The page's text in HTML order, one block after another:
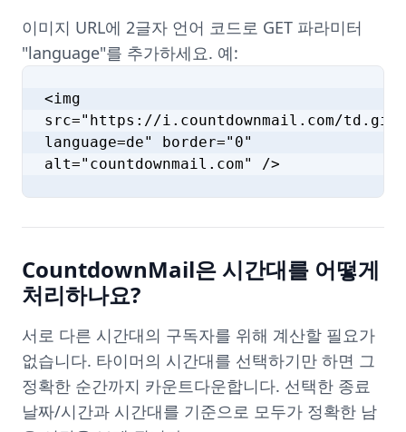
이미지 URL에 2글자 언어 코드로 GET 파라미터
"language"를 추가하세요. 예:
<img
src="https://i.countdownmail.com/td.gif?
language=de" border="0"
alt="countdownmail.com" />
CountdownMail은 시간대를 어떻게
처리하나요?
서로 다른 시간대의 구독자를 위해 계산할 필요가
없습니다. 타이머의 시간대를 선택하기만 하면 그
정확한 순간까지 카운트다운합니다. 선택한 종료
날짜/시간과 시간대를 기준으로 모두가 정확한 남